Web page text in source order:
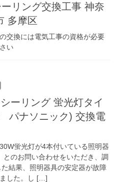
リング交換工事 神奈
多摩区
交換には電気工事の資格が必要
い
ーリング 蛍光灯タイ
パナソニック) 交換電
蛍光灯が4本付いている照明器
のお問い合わせをいただき、調
結果、照明器具の安定器が故障
した。し […]